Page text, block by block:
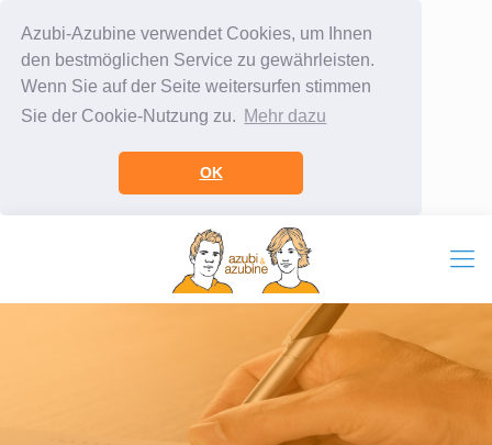
Azubi-Azubine verwendet Cookies, um Ihnen
den bestmöglichen Service zu gewährleisten.
Wenn Sie auf der Seite weitersurfen stimmen
Sie der Cookie-Nutzung zu. Mehr dazu
OK